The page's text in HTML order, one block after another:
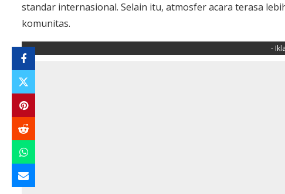
standar internasional. Selain itu, atmosfer acara terasa
komunitas.
-